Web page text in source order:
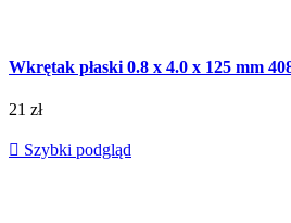
Wkrętak płaski 0.8 x 4.0 x 125 mm
21 zł
 Szybki podgląd